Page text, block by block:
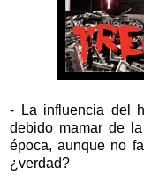
- La influencia del
debido mamar de
época, aunque no
¿verdad?